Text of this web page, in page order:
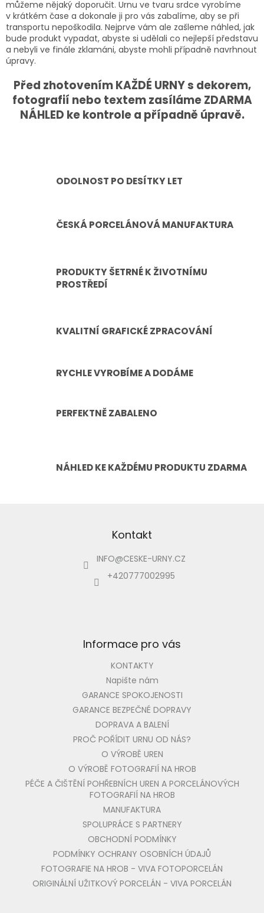
můžeme nějaký doporučit. Urnu ve tvaru srdce vyrobíme
v krátkém čase a dokonale ji pro vás zabalíme, aby se při
transportu nepoškodila. Nejprve vám ale zašleme náhled, jak
bude produkt vypadat, abyste si udělali co nejlepší představu
a nebyli ve finále zklamáni, abyste mohli případně navrhnout
úpravy.
Před zhotovením KAŽDÉ URNY s dekorem,
fotografií nebo textem zasíláme ZDARMA
NÁHLED ke kontrole a případně úpravě.
ODOLNOST PO DESÍTKY LET
ČESKÁ PORCELÁNOVÁ MANUFAKTURA
PRODUKTY ŠETRNÉ K ŽIVOTNÍMU
PROSTŘEDÍ
KVALITNÍ GRAFICKÉ ZPRACOVÁNÍ
RYCHLE VYROBÍME A DODÁME
PERFEKTNĚ ZABALENO
NÁHLED KE KAŽDÉMU PRODUKTU ZDARMA
Kontakt
INFO@CESKE-URNY.CZ
+420777002995
Informace pro vás
KONTAKTY
Napište nám
GARANCE SPOKOJENOSTI
GARANCE BEZPEČNÉ DOPRAVY
DOPRAVA A BALENÍ
PROČ POŘÍDIT URNU OD NÁS?
O VÝROBĚ UREN
O VÝROBĚ FOTOGRAFIÍ NA HROB
PÉČE A ČIŠTĚNÍ POHŘEBNÍCH UREN A PORCELÁNOVÝCH
FOTOGRAFIÍ NA HROB
MANUFAKTURA
SPOLUPRÁCE S PARTNERY
OBCHODNÍ PODMÍNKY
PODMÍNKY OCHRANY OSOBNÍCH ÚDAJŮ
FOTOGRAFIE NA HROB - VIVA FOTOPORCELÁN
ORIGINÁLNÍ UŽITKOVÝ PORCELÁN - VIVA PORCELÁN